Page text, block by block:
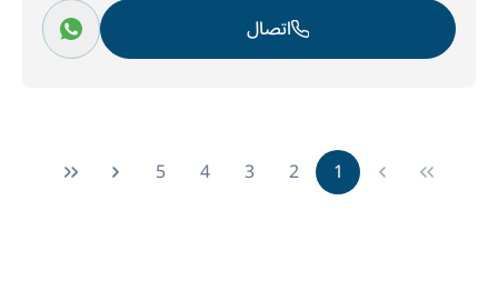
اتصال
1
2
3
4
5